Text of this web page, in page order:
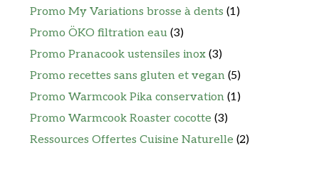
Promo My Variations brosse à dents (1)
Promo ÖKO filtration eau (3)
Promo Pranacook ustensiles inox (3)
Promo recettes sans gluten et vegan (5)
Promo Warmcook Pika conservation (1)
Promo Warmcook Roaster cocotte (3)
Ressources Offertes Cuisine Naturelle (2)